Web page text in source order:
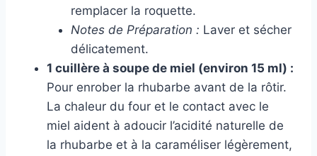
remplacer la roquette.
Notes de Préparation : Laver et sécher
délicatement.
1 cuillère à soupe de miel (environ 15 ml) :
Pour enrober la rhubarbe avant de la rôtir.
La chaleur du four et le contact avec le
miel aident à adoucir l’acidité naturelle de
la rhubarbe et à la caraméliser légèrement,